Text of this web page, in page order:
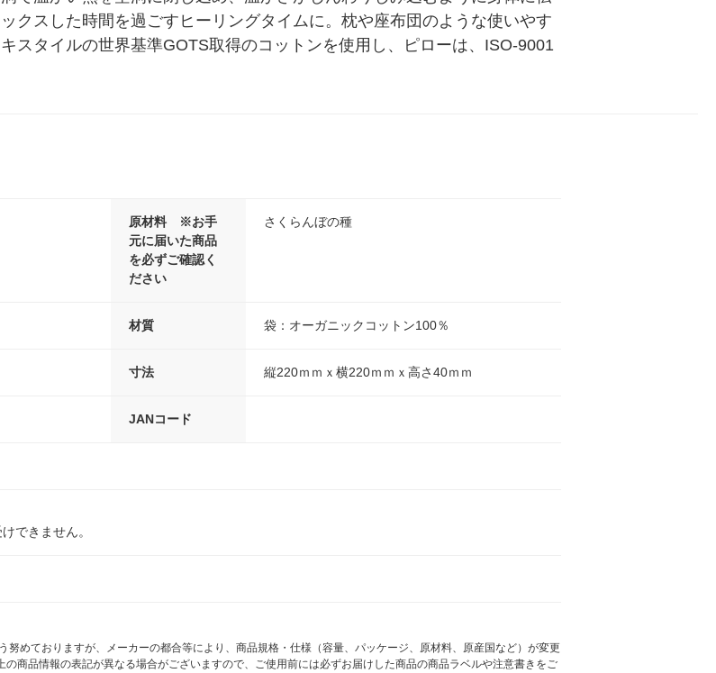
クスした時間を過ごすヒーリングタイムに。枕や座布団のような使いやす
スタイルの世界基準GOTS取得のコットンを使用し、ピローは、ISO-9001
原材料 ※お手
元に届いた商品
を必ずご確認く
ださい
さくらんぼの種
材質 袋：オーガニックコットン100％
寸法 縦220ｍｍｘ横220ｍｍｘ高さ40ｍｍ
JANコード
できません。
めておりますが、メーカーの都合等により、商品規格・仕様（容量、パッケージ、原材料、原産国など）が変更
商品情報の表記が異なる場合がございますので、ご使用前には必ずお届けした商品の商品ラベルや注意書きをご